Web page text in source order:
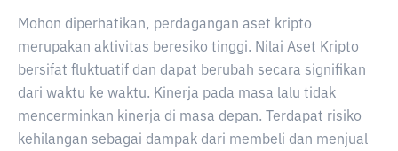
Mohon diperhatikan, perdagangan aset kripto
merupakan aktivitas beresiko tinggi. Nilai Aset Kripto
bersifat fluktuatif dan dapat berubah secara signifikan
dari waktu ke waktu. Kinerja pada masa lalu tidak
mencerminkan kinerja di masa depan. Terdapat risiko
kehilangan sebagai dampak dari membeli dan menjual